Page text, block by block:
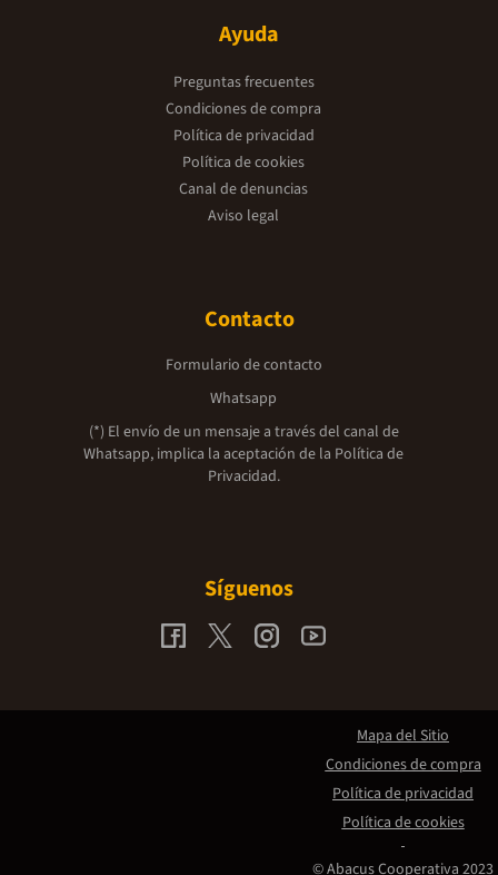
Ayuda
Preguntas frecuentes
Condiciones de compra
Política de privacidad
Política de cookies
Canal de denuncias
Aviso legal
Contacto
Formulario de contacto
Whatsapp
(*) El envío de un mensaje a través del canal de
Whatsapp, implica la aceptación de la Política de
Privacidad.
Síguenos
© Abacus Cooperativa 2023
Mapa del Sitio
Condiciones de compra
Política de privacidad
Política de cookies